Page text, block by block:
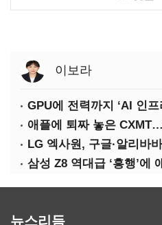
이보라
애플에 퇴짜 놓은
뉴스리듬